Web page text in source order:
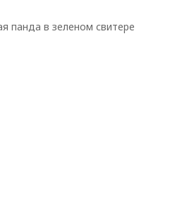
панда в зеленом свитере